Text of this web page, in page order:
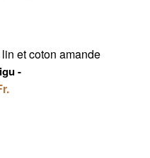
et coton amande